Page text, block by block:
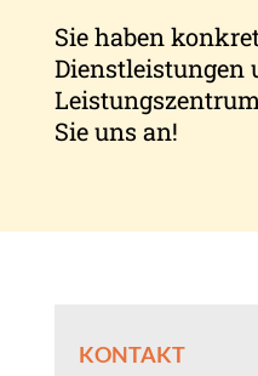
Sie haben
Dienstleistungen
Sie uns an!
KONTAKT